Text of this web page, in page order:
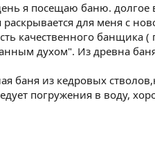
я посещаю баню.
для меня с
качественного банщика
духом". Из древна
баня из кедровых
погружения в воду,